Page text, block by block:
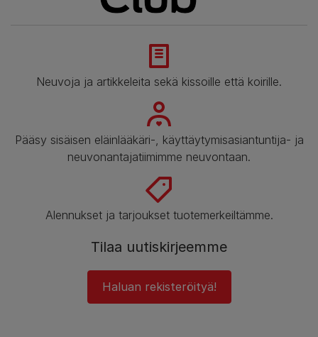
Neuvoja ja artikkeleita sekä kissoille että koirille.
Pääsy sisäisen eläinlääkäri-, käyttäytymisasiantuntija- ja
neuvonantajatiimimme neuvontaan.
Alennukset ja tarjoukset tuotemerkeiltämme.
Tilaa uutiskirjeemme
Haluan rekisteröityä!